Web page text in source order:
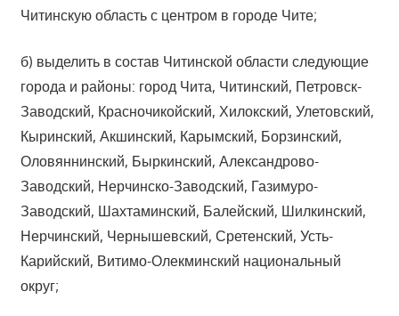
Читинскую область с центром в городе Чите;
б) выделить в состав Читинской области следующие
города и районы: город Чита, Читинский, Петровск-
Заводский, Красночикойский, Хилокский, Улетовский,
Кыринский, Акшинский, Карымский, Борзинский,
Оловяннинский, Быркинский, Александрово-
Заводский, Нерчинско-Заводский, Газимуро-
Заводский, Шахтаминский, Балейский, Шилкинский,
Нерчинский, Чернышевский, Сретенский, Усть-
Карийский, Витимо-Олекминский национальный
округ;